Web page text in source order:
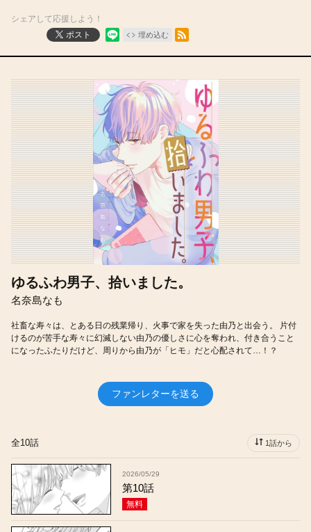
シェアして応援しよう！
ポスト
埋め込む
RSSフィード
ゆるふわ男子、拾いました。
名奈島なも
社畜な寿々は、とある日の残業帰り、火事で家を失った由乃と出会う。 片付
けるのが苦手な寿々に幻滅しない由乃の優しさに心を奪われ、付き合うこと
になったふたりだけど、周りから由乃が「ヒモ」だと心配されて…！？
ファンレターを送る
全10話 1話から
2026/05/29
第10話
無料